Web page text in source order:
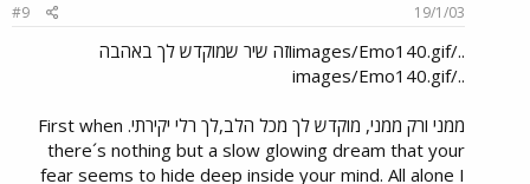
19/1/03
#9
../images/Emo140.gifוזה שיר שמוקדש לך באהבה
../images/Emo140.gif
ממני ורק ממני, מוקדש לך מכל הלב,לך רלי יקירתי. First when
there´s nothing but a slow glowing dream that your
fear seems to hide deep inside your mind. All alone I